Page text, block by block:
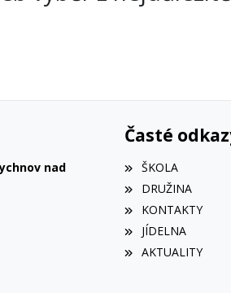
nad
Časté
ŠKOLA
DRUŽINA
KONTAKTY
JÍDELNA
AKTUALITY